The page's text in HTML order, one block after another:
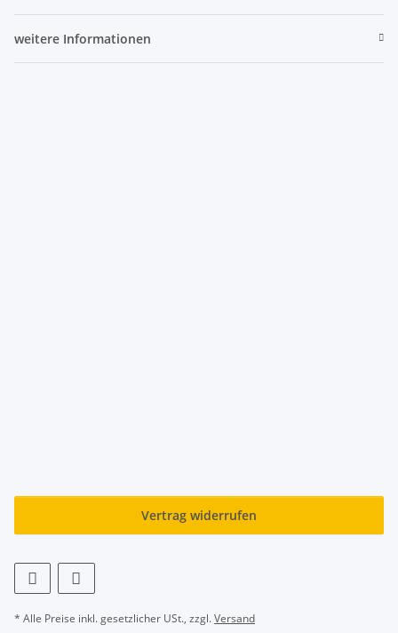
weitere Informationen
Vertrag widerrufen
* Alle Preise inkl. gesetzlicher USt., zzgl.Versand